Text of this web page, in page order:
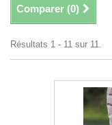
Comparer (0)
Résultats 1 - 11 sur 11.